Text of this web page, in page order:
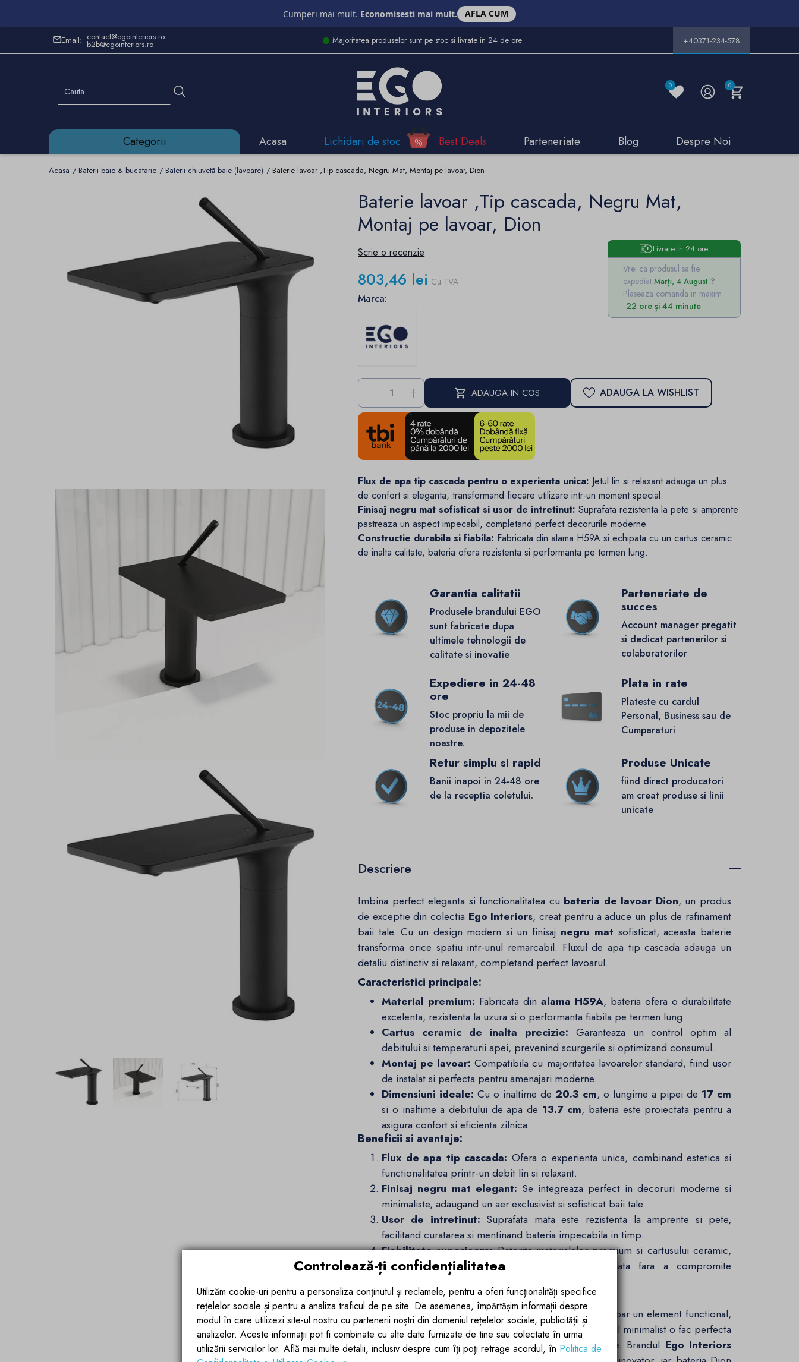
Cumperi mai mult. Economisesti mai mult. AFLA CUM
Email: contact@egointeriors.ro
b2b@egointeriors.ro Majoritatea produselor sunt pe stoc si livrate in 24 de ore +40371-234-578
0 0
Categorii Acasa Lichidari de stoc Best Deals Parteneriate Blog Despre Noi
Acasa Baterii baie & bucatarie Baterii chiuvetă baie (lavoare) Baterie lavoar ,Tip cascada, Negru Mat, Montaj pe lavoar, Dion
Baterie lavoar ,Tip cascada, Negru Mat,
Montaj pe lavoar, Dion
Livrare in 24 ore
Vrei ca produsul sa fie
expediat Marți, 4 August
Plaseaza comanda in maxim
22 ore și 44 minute
Scrie o recenzie
803,46 lei Cu TVA
Marca:
- + ADAUGA IN COS ADAUGA LA WISHLIST
Flux de apa tip cascada pentru o experienta unica: Jetul lin si relaxant adauga un plus
de confort si eleganta, transformand fiecare utilizare intr-un moment special.
Finisaj negru mat sofisticat si usor de intretinut: Suprafata rezistenta la pete si amprente
pastreaza un aspect impecabil, completand perfect decorurile moderne.
Constructie durabila si fiabila: Fabricata din alama H59A si echipata cu un cartus ceramic
de inalta calitate, bateria ofera rezistenta si performanta pe termen lung.
Garantia calitatii
Produsele brandului EGO
sunt fabricate dupa
ultimele tehnologii de
calitate si inovatie
Parteneriate de
succes
Account manager pregatit
si dedicat partenerilor si
colaboratorilor
Expediere in 24-48
ore
Stoc propriu la mii de
produse in depozitele
noastre.
Plata in rate
Plateste cu cardul
Personal, Business sau de
Cumparaturi
Retur simplu si rapid
Banii inapoi in 24-48 ore
de la receptia coletului.
Produse Unicate
fiind direct producatori
am creat produse si linii
unicate
Descriere
Imbina perfect eleganta si functionalitatea cu bateria de lavoar Dion, un produs
de exceptie din colectia Ego Interiors, creat pentru a aduce un plus de rafinament
baii tale. Cu un design modern si un finisaj negru mat sofisticat, aceasta baterie
transforma orice spatiu intr-unul remarcabil. Fluxul de apa tip cascada adauga un
detaliu distinctiv si relaxant, completand perfect lavoarul.
Caracteristici principale:
Material premium: Fabricata dinalama H59A, bateria ofera o durabilitate
excelenta, rezistenta la uzura si o performanta fiabila pe termen lung.
Cartus ceramic de inalta precizie: Garanteaza un control optim al
debitului si temperaturii apei, prevenind scurgerile si optimizand consumul.
Montaj pe lavoar: Compatibila cu majoritatea lavoarelor standard, fiind usor
de instalat si perfecta pentru amenajari moderne.
Dimensiuni ideale: Cu o inaltime de20.3 cm, o lungime a pipei de 17 cm
si o inaltime a debitului de apa de 13.7 cm, bateria este proiectata pentru a
asigura confort si eficienta zilnica.
Beneficii si avantaje:
Flux de apa tip cascada: Ofera o experienta unica, combinand estetica si
functionalitatea printr-un debit lin si relaxant.
Finisaj negru mat elegant: Se integreaza perfect in decoruri moderne si
minimaliste, adaugand un aer exclusivist si sofisticat baii tale.
Usor de intretinut: Suprafata mata este rezistenta la amprente si pete,
facilitand curatarea si mentinand bateria impecabila in timp.
Fiabilitate superioara:Datorita materialelor premium si cartusului ceramic,
bateria este proiectata pentru utilizare indelungata fara a compromite
De ce sa alegi bateria Dion de la Ego Interiors?
Parte a colectiei exclusive Dion, aceasta baterie nu este doar un element functional,
ci si o declaratie de stil. Dimensiunile optimizate si designul minimalist o fac perfecta
atat pentru bai compacte, cat si pentru spatii generoase. Brandul Ego Interiors
Controlează-ți confidențialitatea
Utilizăm cookie-uri pentru a personaliza conținutul și reclamele, pentru a oferi funcționalități specifice
rețelelor sociale și pentru a analiza traficul de pe site. De asemenea, împărtășim informații despre
modul în care utilizezi site-ul nostru cu partenerii noștri din domeniul rețelelor sociale, publicității și
analizelor. Aceste informații pot fi combinate cu alte date furnizate de tine sau colectate în urma
utilizării serviciilor lor. Află mai multe detalii, inclusiv despre cum îți poți retrage acordul, în Politica de